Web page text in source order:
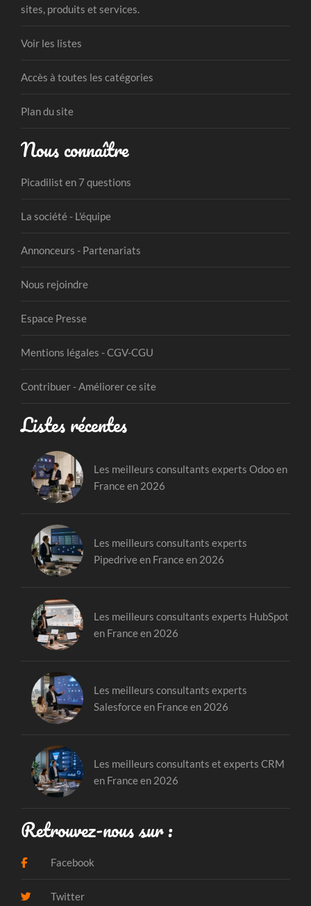
sites, produits et services.
Voir les listes
Accès à toutes les catégories
Plan du site
Nous connaître
Picadilist en 7 questions
La société - L'équipe
Annonceurs - Partenariats
Nous rejoindre
Espace Presse
Mentions légales - CGV-CGU
Contribuer - Améliorer ce site
Listes récentes
Les meilleurs consultants experts Odoo en
France en 2026
Les meilleurs consultants experts
Pipedrive en France en 2026
Les meilleurs consultants experts HubSpot
en France en 2026
Les meilleurs consultants experts
Salesforce en France en 2026
Les meilleurs consultants et experts CRM
en France en 2026
Retrouvez-nous sur :
Facebook
Twitter